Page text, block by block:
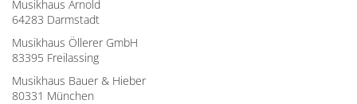
Musikhaus Arnold
64283 Darmstadt
Musikhaus Öllerer GmbH
83395 Freilassing
Musikhaus Bauer & Hieber
80331 München